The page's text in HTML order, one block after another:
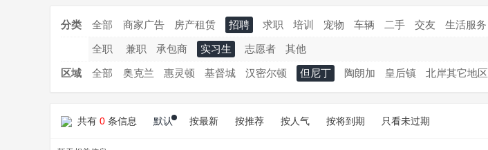
分类 全部 商家广告 房产租赁 招聘 求职 培训 宠物 车辆 二手 交友 生活服务
全职 兼职 承包商 实习生 志愿者 其他
区域 全部 奥克兰 惠灵顿 基督城 汉密尔顿 但尼丁 陶朗加 皇后镇 北岸其它地区
共有 0 条信息 默认 按最新 按推荐 按人气 按将到期 只看未过期